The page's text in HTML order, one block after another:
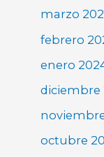
marzo
febrero
enero
diciembre
octubre